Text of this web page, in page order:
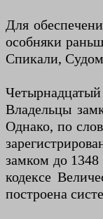
Для
особняки
Спикали,
Четырнадцатый
Владельцы
Однако, по
замком до
кодексе
построена